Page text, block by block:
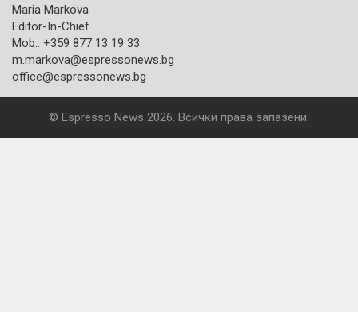
Maria Markova
Editor-In-Chief
Mob.: +359 877 13 19 33
m.markova@espressonews.bg
office@espressonews.bg
© Espresso News 2026. Всички права запазени.